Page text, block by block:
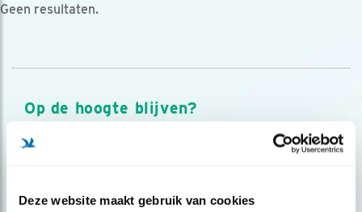
Deze website maakt gebruik van cookies
Geen resultaten.
Op de hoogte blijven?
Meld je aan en ontvang nieuws, inspiratie, acties en tips
over vogels en activiteiten van Vogelbescherming.